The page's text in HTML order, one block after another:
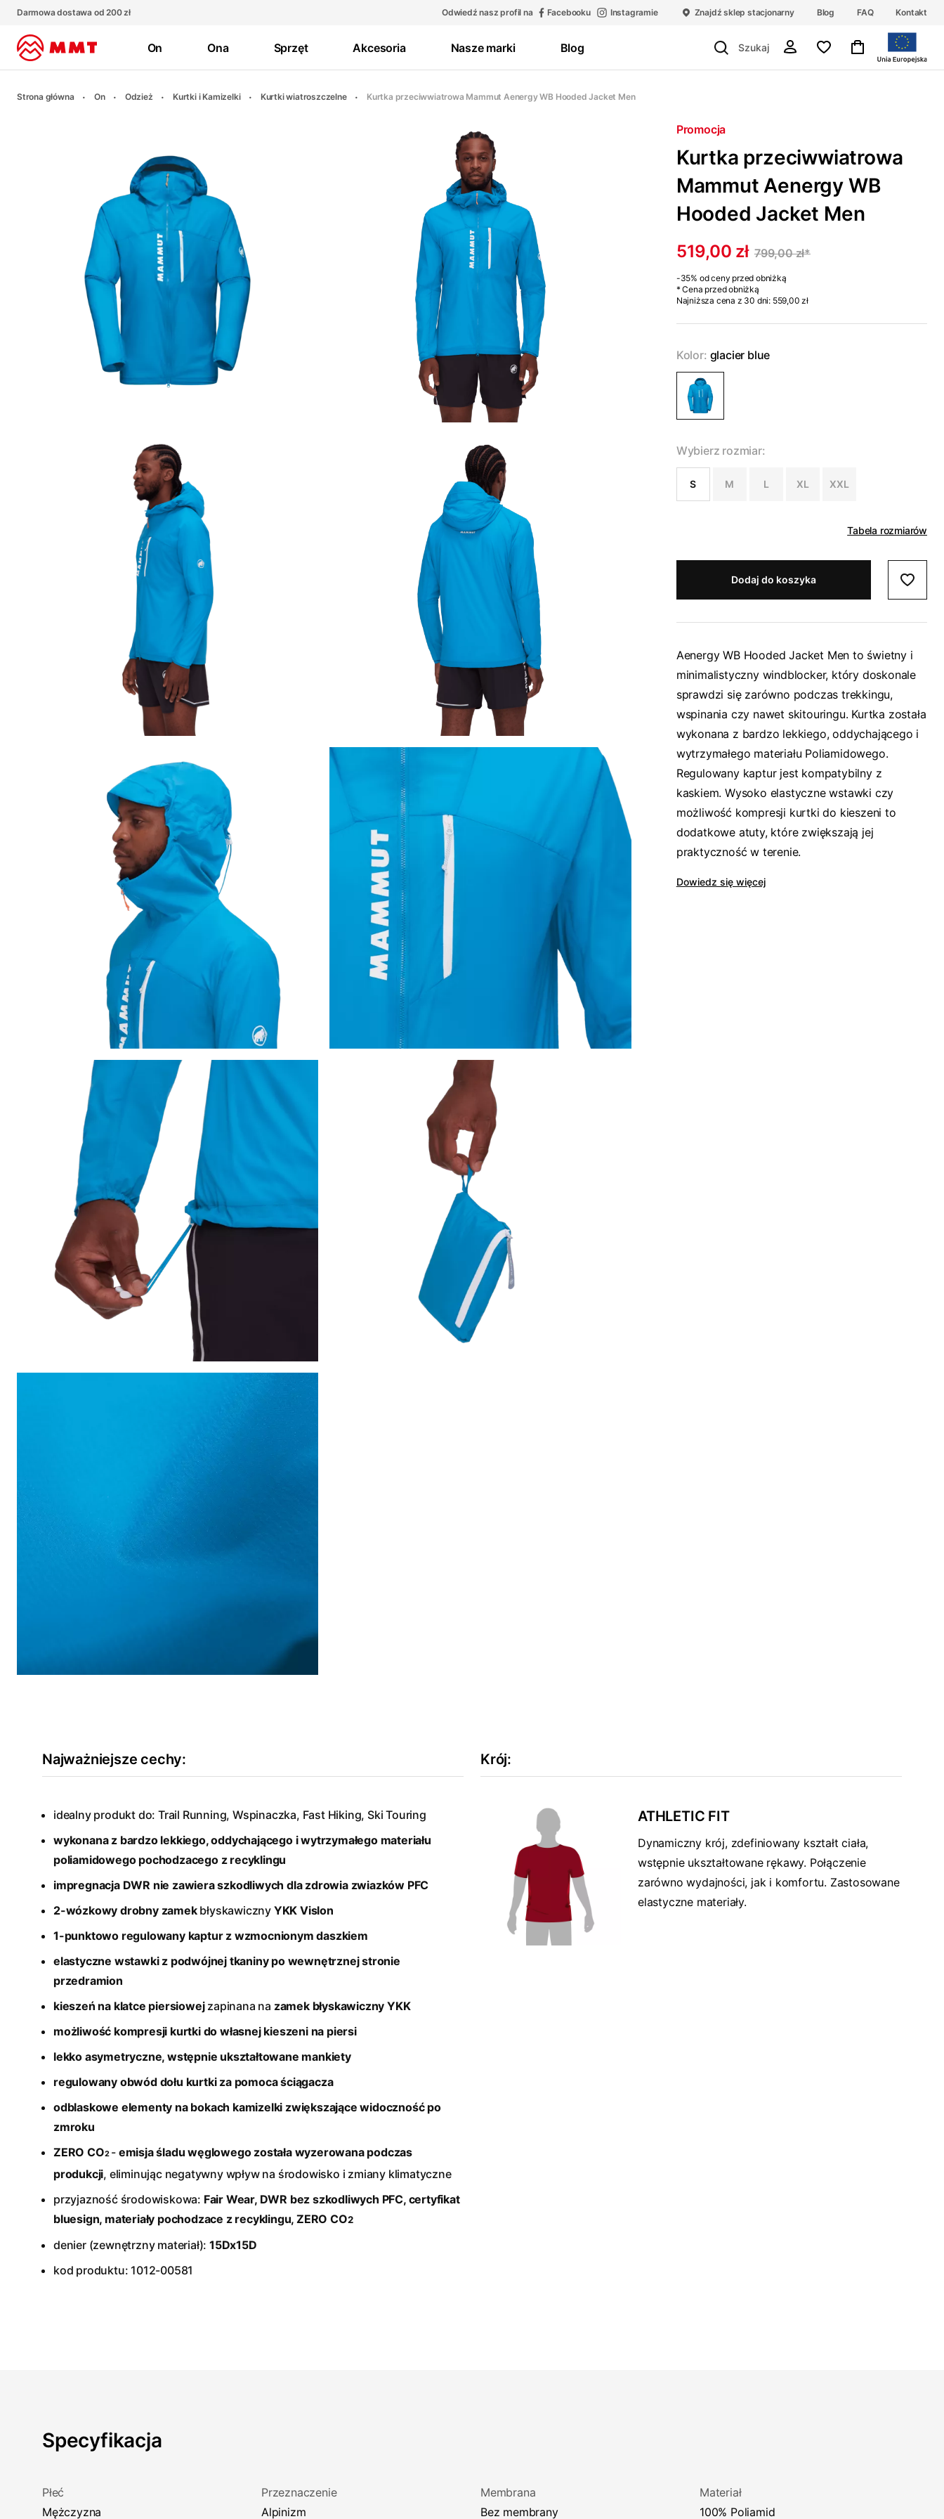
Darmowa dostawa od 200 zł Odwiedź nasz profil na Facebooku Instagramie Znajdź sklep stacjonarny Blog FAQ Kontakt
On Ona Sprzęt Akcesoria Nasze marki Blog
Strona główna On Odzież Kurtki i Kamizelki Kurtki wiatroszczelne Kurtka przeciwwiatrowa Mammut Aenergy WB Hooded Jacket Men
Promocja
Kurtka przeciwwiatrowa
Mammut Aenergy WB
Hooded Jacket Men
519,00 zł 799,00 zł*
-35% od ceny przed obniżką
* Cena przed obniżką
Najniższa cena z 30 dni: 559,00 zł
Kolor: glacier blue
Wybierz rozmiar:
S M L XL XXL
Tabela rozmiarów
Dodaj do koszyka
Aenergy WB Hooded Jacket Men to świetny i
minimalistyczny windblocker, który doskonale
sprawdzi się zarówno podczas trekkingu,
wspinania czy nawet skitouringu. Kurtka została
wykonana z bardzo lekkiego, oddychającego i
wytrzymałego materiału Poliamidowego.
Regulowany kaptur jest kompatybilny z
kaskiem. Wysoko elastyczne wstawki czy
możliwość kompresji kurtki do kieszeni to
dodatkowe atuty, które zwiększają jej
praktyczność w terenie.
Dowiedz się więcej
Najważniejsze cechy:
idealny produkt do: Trail Running, Wspinaczka, Fast Hiking, Ski Touring
wykonana z bardzo lekkiego, oddychającego i wytrzymałego materiału
poliamidowego pochodzacego z recyklingu
impregnacja DWR nie zawiera szkodliwych dla zdrowia zwiazków PFC
2-wózkowy drobny zamekbłyskawiczny YKK Vislon
1-punktowo regulowany kaptur z wzmocnionym daszkiem
elastyczne wstawki z podwójnej tkaniny po wewnętrznej stronie
przedramion
kieszeń na klatce piersiowejzapinana na zamek błyskawiczny YKK
możliwość kompresji kurtki do własnej kieszeni na piersi
lekko asymetryczne, wstępnie ukształtowane mankiety
regulowany obwód dołu kurtki za pomoca ściągacza
odblaskowe elementy na bokach kamizelki zwiększające widoczność po
zmroku
ZERO CO2 - emisja śladu węglowego została wyzerowana podczas
produkcji, eliminując negatywny wpływ na środowisko i zmiany klimatyczne
przyjazność środowiskowa: Fair Wear, DWR bez szkodliwych PFC, certyfikat
bluesign, materiały pochodzace z recyklingu, ZERO CO2
denier (zewnętrzny materiał): 15Dx15D
kod produktu: 1012-00581
Krój:
ATHLETIC FIT
Dynamiczny krój, zdefiniowany kształt ciała,
wstępnie ukształtowane rękawy. Połączenie
zarówno wydajności, jak i komfortu. Zastosowane
elastyczne materiały.
Specyfikacja
Płeć
Mężczyzna
Przeznaczenie
Alpinizm
Membrana
Bez membrany
Materiał
100% Poliamid